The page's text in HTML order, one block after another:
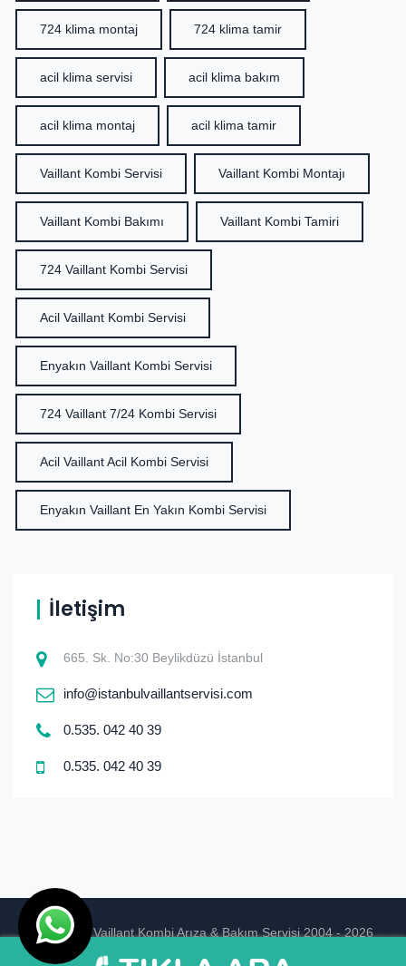
724 klima montaj 724 klima tamir
acil klima servisi acil klima bakım
acil klima montaj acil klima tamir
Vaillant Kombi Servisi Vaillant Kombi Montajı
Vaillant Kombi Bakımı Vaillant Kombi Tamiri
724 Vaillant Kombi Servisi
Acil Vaillant Kombi Servisi
Enyakın Vaillant Kombi Servisi
724 Vaillant 7/24 Kombi Servisi
Acil Vaillant Acil Kombi Servisi
Enyakın Vaillant En Yakın Kombi Servisi
İletişim
665. Sk. No:30 Beylikdüzü İstanbul
info@istanbulvaillantservisi.com
0.535. 042 40 39
0.535. 042 40 39
© istanbul Vaillant Kombi Arıza & Bakım Servisi 2004 - 2026
Tasarım Ankara Hosting